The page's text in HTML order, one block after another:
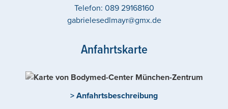
Telefon: 089 29168160
gabrielesedlmayr@gmx.de
Anfahrtskarte
> Anfahrtsbeschreibung